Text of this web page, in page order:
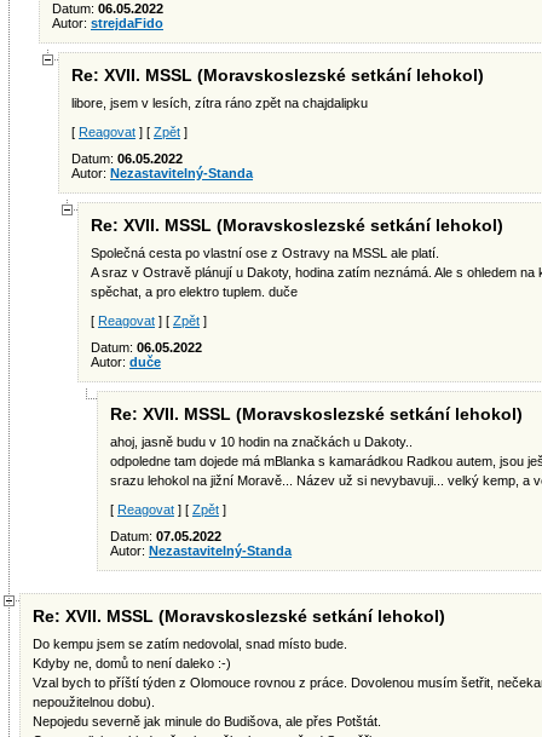
Datum: 06.05.2022
Autor: strejdaFido
Re: XVII. MSSL (Moravskoslezské setkání lehokol)
libore, jsem v lesích, zítra ráno zpět na chajdalipku
[ Reagovat ] [ Zpět ]
Datum: 06.05.2022
Autor: Nezastavitelný-Standa
Re: XVII. MSSL (Moravskoslezské setkání lehokol)
Společná cesta po vlastní ose z Ostravy na MSSL ale platí.
A sraz v Ostravě plánují u Dakoty, hodina zatím neznámá. Ale s ohledem
spěchat, a pro elektro tuplem. duče
[ Reagovat ] [ Zpět ]
Datum: 06.05.2022
Autor: duče
Re: XVII. MSSL (Moravskoslezské setkání lehokol)
ahoj, jasně budu v 10 hodin na značkách u Dakoty..
odpoledne tam dojede má mBlanka s kamarádkou Radkou autem, jsou
srazu lehokol na jižní Moravě... Název už si nevybavuji... velký kemp, a
[ Reagovat ] [ Zpět ]
Datum: 07.05.2022
Autor: Nezastavitelný-Standa
Re: XVII. MSSL (Moravskoslezské setkání lehokol)
Do kempu jsem se zatím nedovolal, snad místo bude.
Kdyby ne, domů to není daleko :-)
Vzal bych to příští týden z Olomouce rovnou z práce. Dovolenou musím šetřit,
nepoužitelnou dobu).
Nepojedu severně jak minule do Budišova, ale přes Potštát.